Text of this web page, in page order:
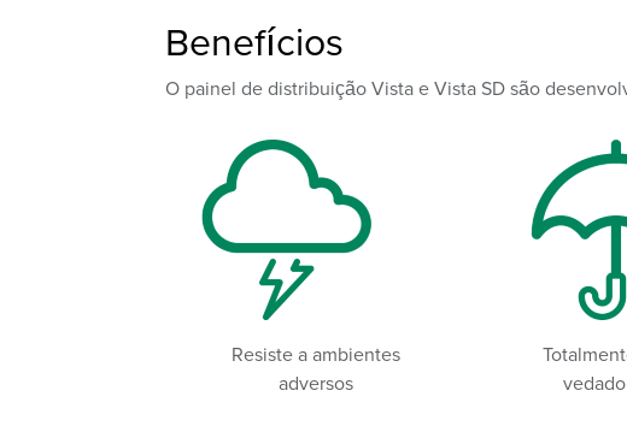
Benefícios
O painel de distribuição Vista e Vista SD são
Resiste a ambientes
adversos